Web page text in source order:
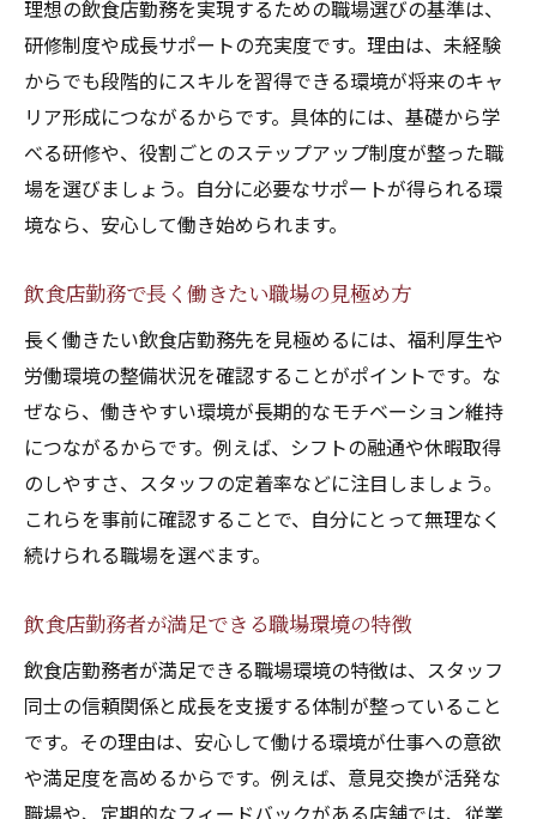
理想の飲食店勤務を実現するための職場選びの基準は、
研修制度や成長サポートの充実度です。理由は、未経験
からでも段階的にスキルを習得できる環境が将来のキャ
リア形成につながるからです。具体的には、基礎から学
べる研修や、役割ごとのステップアップ制度が整った職
場を選びましょう。自分に必要なサポートが得られる環
境なら、安心して働き始められます。
飲食店勤務で長く働きたい職場の見極め方
長く働きたい飲食店勤務先を見極めるには、福利厚生や
労働環境の整備状況を確認することがポイントです。な
ぜなら、働きやすい環境が長期的なモチベーション維持
につながるからです。例えば、シフトの融通や休暇取得
のしやすさ、スタッフの定着率などに注目しましょう。
これらを事前に確認することで、自分にとって無理なく
続けられる職場を選べます。
飲食店勤務者が満足できる職場環境の特徴
飲食店勤務者が満足できる職場環境の特徴は、スタッフ
同士の信頼関係と成長を支援する体制が整っていること
です。その理由は、安心して働ける環境が仕事への意欲
や満足度を高めるからです。例えば、意見交換が活発な
職場や、定期的なフィードバックがある店舗では、従業